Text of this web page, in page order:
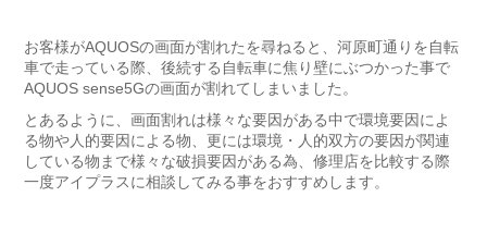
お客様がAQUOSの画面が割れたを尋ねると、河原町通りを自転
車で走っている際、後続する自転車に焦り壁にぶつかった事で
AQUOS sense5Gの画面が割れてしまいました。
とあるように、画面割れは様々な要因がある中で環境要因によ
る物や人的要因による物、更には環境・人的双方の要因が関連
している物まで様々な破損要因がある為、修理店を比較する際
一度アイプラスに相談してみる事をおすすめします。